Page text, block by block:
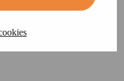
ubezpieczeniem